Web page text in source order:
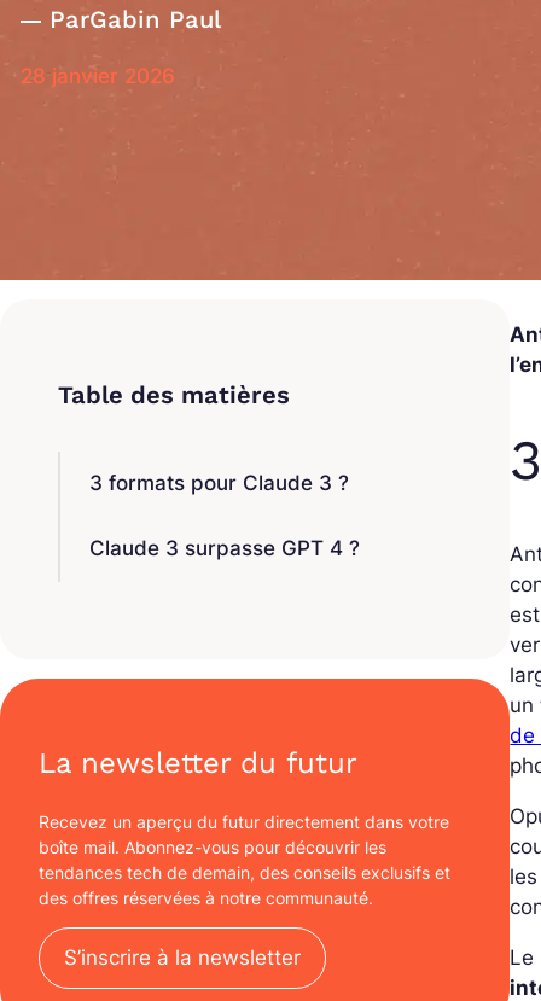
ParGabin Paul
28 janvier 2026
3 formats pour Claude 3 ?
Claude 3 surpasse GPT 4 ?
La newsletter du futur
Recevez un aperçu du futur directement dans votre
boîte mail. Abonnez-vous pour découvrir les
tendances tech de demain, des conseils exclusifs et
des offres réservées à notre communauté.
S’inscrire à la newsletter
un
de
Le